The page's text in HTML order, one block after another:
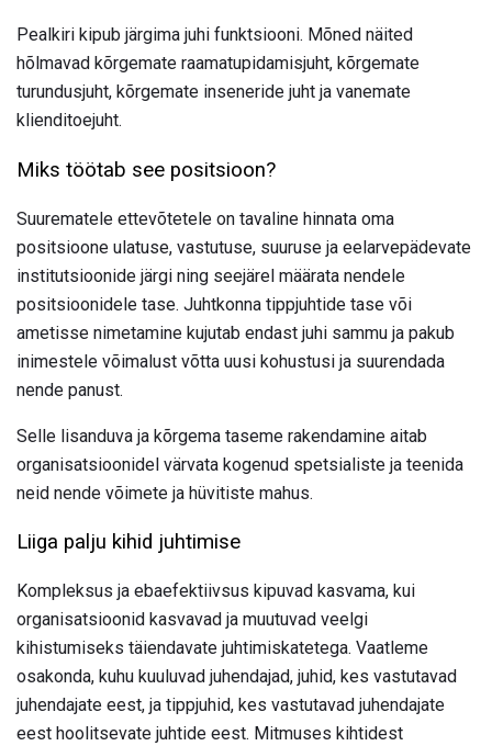
Pealkiri kipub järgima juhi funktsiooni. Mõned näited
hõlmavad kõrgemate raamatupidamisjuht, kõrgemate
turundusjuht, kõrgemate inseneride juht ja vanemate
klienditoejuht.
Miks töötab see positsioon?
Suurematele ettevõtetele on tavaline hinnata oma
positsioone ulatuse, vastutuse, suuruse ja eelarvepädevate
institutsioonide järgi ning seejärel määrata nendele
positsioonidele tase. Juhtkonna tippjuhtide tase või
ametisse nimetamine kujutab endast juhi sammu ja pakub
inimestele võimalust võtta uusi kohustusi ja suurendada
nende panust.
Selle lisanduva ja kõrgema taseme rakendamine aitab
organisatsioonidel värvata kogenud spetsialiste ja teenida
neid nende võimete ja hüvitiste mahus.
Liiga palju kihid juhtimise
Kompleksus ja ebaefektiivsus kipuvad kasvama, kui
organisatsioonid kasvavad ja muutuvad veelgi
kihistumiseks täiendavate juhtimiskatetega. Vaatleme
osakonda, kuhu kuuluvad juhendajad, juhid, kes vastutavad
juhendajate eest, ja tippjuhid, kes vastutavad juhendajate
eest hoolitsevate juhtide eest. Mitmuses kihtidest